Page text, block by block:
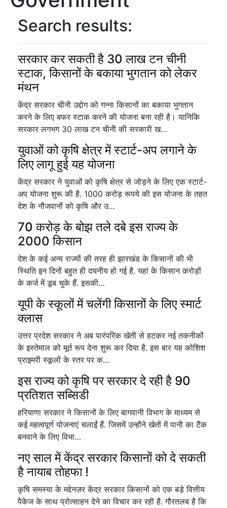
Search results:
सरकार कर सकती है 30 लाख टन चीनी
स्टाक, किसानों के बकाया भुगतान को लेकर
मंथन
केंद्र सरकार चीनी उद्दोग को गन्ना किसानों का बकाया भुगतान
करने के लिए बफर स्टाक करने की योजना बना रही है। यानिकि
सरकार लगभग 30 लाख टन चीनी की सरकारी ख…
युवाओं को कृषि क्षेत्र में स्टार्ट-अप लगाने के
लिए लागू हुई यह योजना
केंद्र सरकार ने युवाओं को कृषि क्षेत्र से जोड़ने के लिए एक स्टार्ट-
अप योजना शुरू की है. 1000 करोड़ रूपये की इस योजना के तहत
देश के नौजवानों को कृषि और उ…
70 करोड़ के बोझ तले दबे इस राज्य के
2000 किसान
देश के कई अन्य राज्यों की तरह ही झारखंड के किसानों की भी
स्थिति इन दिनों बहुत ही दयनीय हो गई है. यहां के किसान करोड़ों
के कर्ज में डूब चुके हैं. इसकी…
यूपी के स्कूलों में चलेंगी किसानों के लिए स्मार्ट
क्लास
उत्तर प्रदेश सरकार ने अब पारंपरिक खेती से हटकर नई तकनीकों
के इस्तेमाल को मूर्त रूप देना शुरू कर दिया है. इस बार यह कोशिश
प्राइमरी स्कूलों के स्तर पर क…
इस राज्य को कृषि पर सरकार दे रही है 90
प्रतिशत सब्सिडी
हरियाणा सरकार ने किसानों के लिए बागवानी विभाग के माध्यम से
कई महत्वपूर्ण योजनाएं चलाईं हैं. जिसमें उन्होंने खेतों में पानी का टैंक
बनवाने के लिए विभा…
नए साल में केंद्र सरकार किसानों को दे सकती
है नायाब तोहफा !
कृषि समस्या के मद्देनज़र केंद्र सरकार किसानों को एक बड़े वित्तीय
पैकेज के साथ प्रोत्साहन देने का विचार कर रही है. गौरतलब है कि